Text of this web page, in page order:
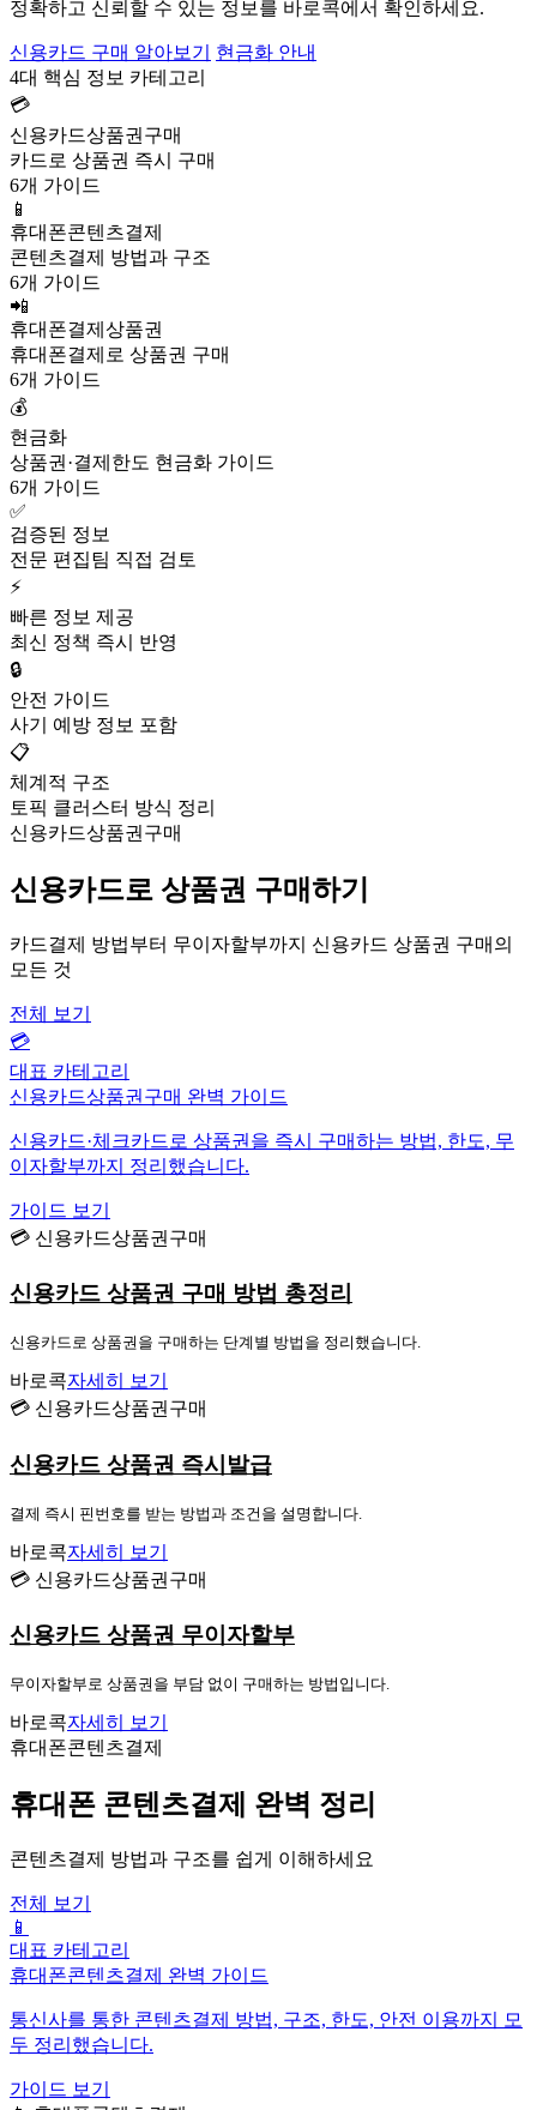
정확하고 신뢰할 수 있는 정보를 바로콕에서 확인하세요.
신용카드 구매 알아보기
현금화 안내
4대 핵심 정보 카테고리
💳
신용카드상품권구매
카드로 상품권 즉시 구매
6개 가이드
📱
휴대폰콘텐츠결제
콘텐츠결제 방법과 구조
6개 가이드
📲
휴대폰결제상품권
휴대폰결제로 상품권 구매
6개 가이드
💰
현금화
상품권·결제한도 현금화 가이드
6개 가이드
✅
검증된 정보
전문 편집팀 직접 검토
⚡
빠른 정보 제공
최신 정책 즉시 반영
🔒
안전 가이드
사기 예방 정보 포함
📋
체계적 구조
토픽 클러스터 방식 정리
신용카드상품권구매
신용카드로 상품권 구매하기
카드결제 방법부터 무이자할부까지 신용카드 상품권 구매의
모든 것
전체 보기
💳
대표 카테고리
신용카드상품권구매 완벽 가이드
신용카드·체크카드로 상품권을 즉시 구매하는 방법, 한도, 무
이자할부까지 정리했습니다.
가이드 보기
💳 신용카드상품권구매
신용카드 상품권 구매 방법 총정리
신용카드로 상품권을 구매하는 단계별 방법을 정리했습니다.
바로콕자세히 보기
💳 신용카드상품권구매
신용카드 상품권 즉시발급
결제 즉시 핀번호를 받는 방법과 조건을 설명합니다.
바로콕자세히 보기
💳 신용카드상품권구매
신용카드 상품권 무이자할부
무이자할부로 상품권을 부담 없이 구매하는 방법입니다.
바로콕자세히 보기
휴대폰콘텐츠결제
휴대폰 콘텐츠결제 완벽 정리
콘텐츠결제 방법과 구조를 쉽게 이해하세요
전체 보기
📱
대표 카테고리
휴대폰콘텐츠결제 완벽 가이드
통신사를 통한 콘텐츠결제 방법, 구조, 한도, 안전 이용까지 모
두 정리했습니다.
가이드 보기